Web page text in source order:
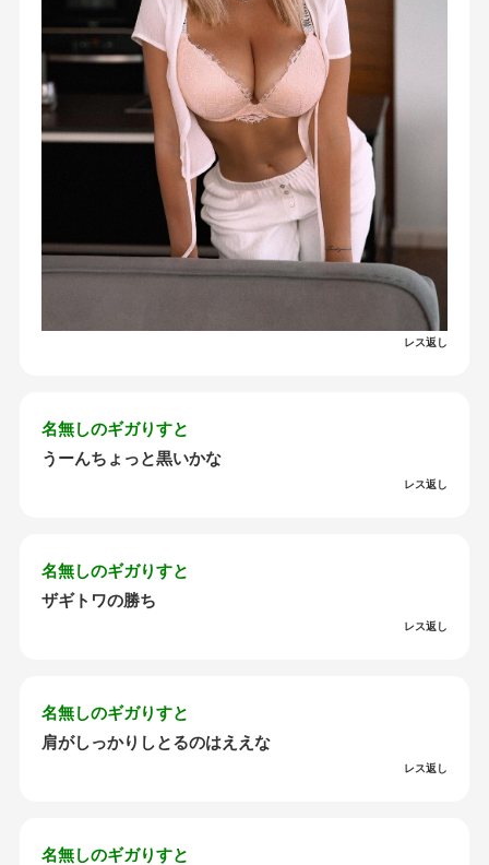
レス返し
名無しのギガりすと
うーんちょっと黒いかな
レス返し
名無しのギガりすと
ザギトワの勝ち
レス返し
名無しのギガりすと
肩がしっかりしとるのはええな
レス返し
名無しのギガりすと